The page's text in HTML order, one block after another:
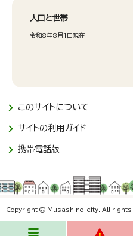
人口と世帯
令和8年8月1日現在
このサイトについて
サイトの利用ガイド
携帯電話版
Copyright © Musashino-city. All rights